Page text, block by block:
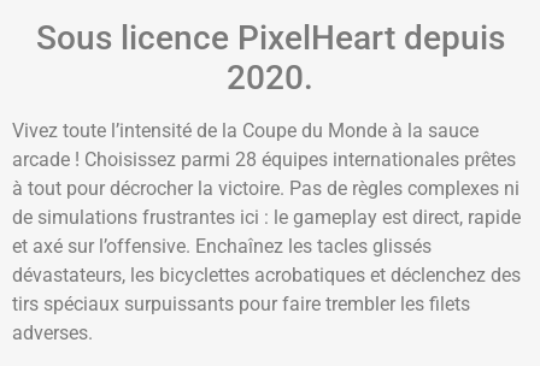
Sous licence PixelHeart depuis
2020.
Vivez toute l’intensité de la Coupe du Monde à la sauce
arcade ! Choisissez parmi 28 équipes internationales prêtes
à tout pour décrocher la victoire. Pas de règles complexes ni
de simulations frustrantes ici : le gameplay est direct, rapide
et axé sur l’offensive. Enchaînez les tacles glissés
dévastateurs, les bicyclettes acrobatiques et déclenchez des
tirs spéciaux surpuissants pour faire trembler les filets
adverses.